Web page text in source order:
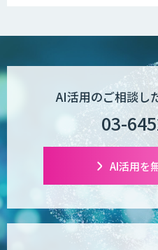
AI活用のご相談し
03-
AI活用を